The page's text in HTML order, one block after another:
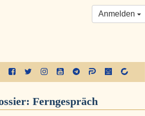
Anmelden
Ferngespräch